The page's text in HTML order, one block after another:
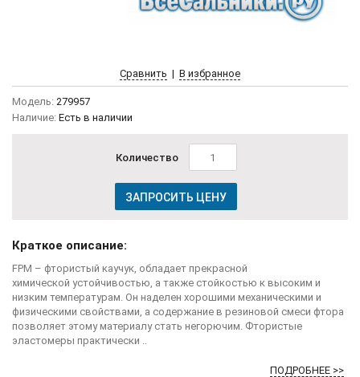
Сравнить | В избранное
Модель: 279957
Наличие: Есть в наличии
Количество
ЗАПРОСИТЬ ЦЕНУ
Краткое описание:
FPM – фтористый каучук, обладает прекрасной
химической устойчивостью, а также стойкостью к высоким и
низким температурам. Он наделен хорошими механическими и
физическими свойствами, а содержание в резиновой смеси фтора
позволяет этому материалу стать негорючим. Фтористые
эластомеры практически ..
ПОДРОБНЕЕ >>